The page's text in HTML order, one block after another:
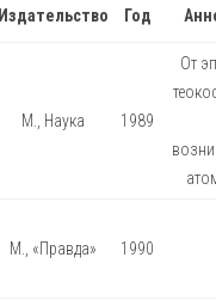
Издательство Год
М., Наука 1989
От
М., «Правда» 1990